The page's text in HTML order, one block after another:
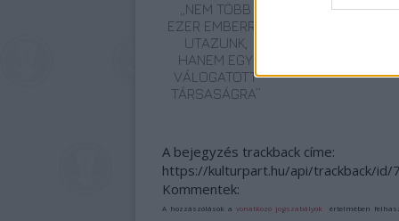
I want
„NEM TÖBB
EZER EMBERRE
UTAZUNK,
HANEM EGY
VÁLOGATOTT
TÁRSASÁGRA”
ELSTARTOLT A
A bejegyzés trackback címe:
https://kulturpart.hu/api/trackback/id/
Kommentek:
A hozzászólások avonatkozó jogszabályok értelmében